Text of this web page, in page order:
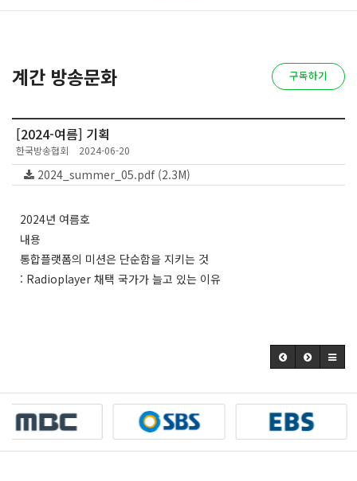
계간 방송문화 구독하기
[2024-여름] 기획
한국방송협회 2024-06-20
2024_summer_05.pdf (2.3M)
2024년 여름호
내용
통합플랫폼의 미션은 단순함을 지키는 것
: Radioplayer 채택 국가가 늘고 있는 이유